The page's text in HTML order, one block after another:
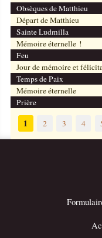
Obsèques de Matthieu
Départ de Matthieu
Sainte Ludmilla
Mémoire éternelle !
Feu
Jour de mémoire et
Temps de Paix
Mémoire éternelle
Prière
1 2 3 4